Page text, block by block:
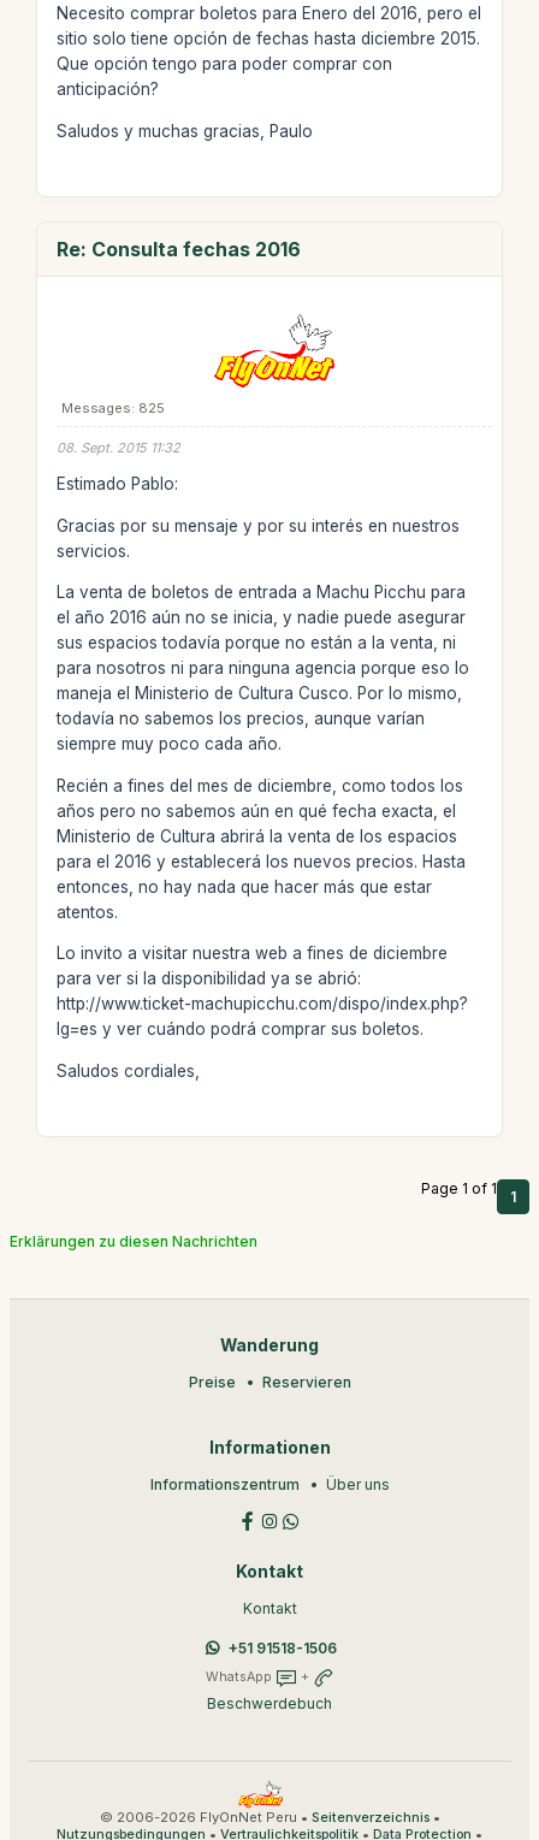
Necesito comprar boletos para Enero del 2016, pero el
sitio solo tiene opción de fechas hasta diciembre 2015.
Que opción tengo para poder comprar con
anticipación?
Saludos y muchas gracias, Paulo
Re: Consulta fechas 2016
Messages: 825
08. Sept. 2015 11:32
Estimado Pablo:
Gracias por su mensaje y por su interés en nuestros
servicios.
La venta de boletos de entrada a Machu Picchu para
el año 2016 aún no se inicia, y nadie puede asegurar
sus espacios todavía porque no están a la venta, ni
para nosotros ni para ninguna agencia porque eso lo
maneja el Ministerio de Cultura Cusco. Por lo mismo,
todavía no sabemos los precios, aunque varían
siempre muy poco cada año.
Recién a fines del mes de diciembre, como todos los
años pero no sabemos aún en qué fecha exacta, el
Ministerio de Cultura abrirá la venta de los espacios
para el 2016 y establecerá los nuevos precios. Hasta
entonces, no hay nada que hacer más que estar
atentos.
Lo invito a visitar nuestra web a fines de diciembre
para ver si la disponibilidad ya se abrió:
http://www.ticket-machupicchu.com/dispo/index.php?
lg=es y ver cuándo podrá comprar sus boletos.
Saludos cordiales,
Page 1 of 1 1
Erklärungen zu diesen Nachrichten
Wanderung
Preise Reservieren
Informationen
Informationszentrum Über uns
Kontakt
Kontakt
+51 91518-1506
WhatsApp +
Beschwerdebuch
© 2006-2026 FlyOnNet Peru • Seitenverzeichnis•
Nutzungsbedingungen • Vertraulichkeitspolitik • Data Protection •